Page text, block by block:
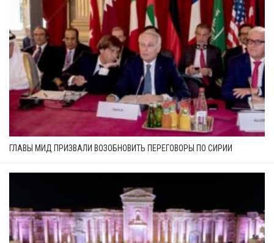
ГЛАВЫ МИД ПРИЗВАЛИ ВОЗОБНОВИТЬ ПЕРЕГОВОРЫ ПО СИРИИ